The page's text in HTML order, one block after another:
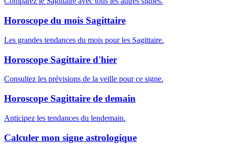
Horoscope du mois Sagittaire
Les grandes tendances du mois pour les Sagittaire.
Horoscope Sagittaire d'hier
Consultez les prévisions de la veille pour ce signe.
Horoscope Sagittaire de demain
Anticipez les tendances du lendemain.
Calculer mon signe astrologique